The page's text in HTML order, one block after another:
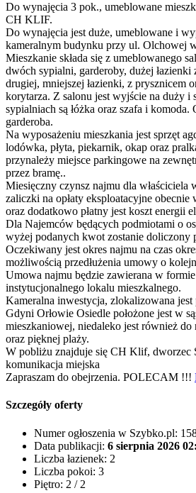
Do wynajęcia 3 pok., umeblowane
CH KLIF.
Do wynajęcia jest duże, umeblowane i
kameralnym budynku przy ul. Olchowej
Mieszkanie składa się z umeblowanego
dwóch sypialni, garderoby, dużej łazienki
drugiej, mniejszej łazienki, z prysznicem
korytarza. Z salonu jest wyjście na duży i
sypialniach są łóżka oraz szafa i
garderoba.
Na wyposażeniu mieszkania jest sprzęt
lodówka, płyta, piekarnik, okap oraz
przynależy miejsce parkingowe na
przez bramę..
Miesięczny czynsz najmu dla właściciela
zaliczki na opłaty eksploatacyjne obecnie
oraz dodatkowo płatny jest koszt energii
Dla Najemców będących podmiotami o
wyżej podanych kwot zostanie doliczony
Oczekiwany jest okres najmu na czas
możliwością przedłużenia umowy o
Umowa najmu będzie zawierana w
instytucjonalnego lokalu mieszkalnego.
Kameralna inwestycja, zlokalizowana
Gdyni Orłowie Osiedle położone jest w
mieszkaniowej, niedaleko jest również
oraz pięknej plaży.
W pobliżu znajduje się CH Klif, dworzec
komunikacja miejska
Zapraszam do obejrzenia. POLECAM !!!
Szczegóły oferty
Numer ogłoszenia w Szybko.pl:
Data publikacji: 6 sierpnia 2026
Liczba łazienek: 2
Liczba pokoi: 3
Piętro: 2 / 2